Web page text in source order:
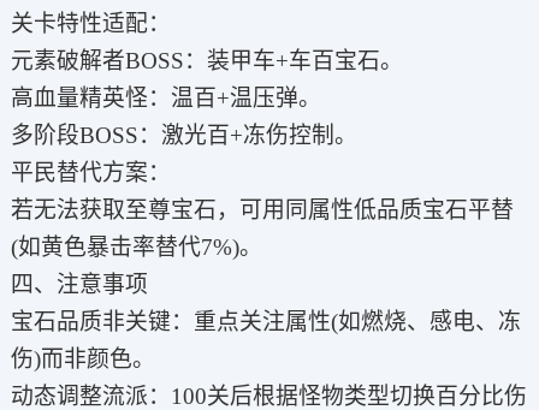
关卡特性适配：
元素破解者BOSS：装甲车+车百宝石。
高血量精英怪：温百+温压弹。
多阶段BOSS：激光百+冻伤控制。
平民替代方案：
若无法获取至尊宝石，可用同属性低品质宝石平替
(如黄色暴击率替代7%)。
四、注意事项
宝石品质非关键：重点关注属性(如燃烧、感电、冻
伤)而非颜色。
动态调整流派：100关后根据怪物类型切换百分比伤